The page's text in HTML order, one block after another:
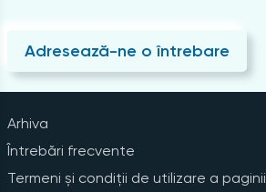
Adresează-ne o întrebare
Arhiva
Întrebări frecvente
Termeni și condiții de utilizare a paginii